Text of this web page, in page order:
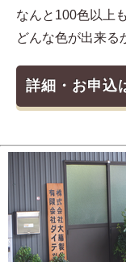
なんと100色以上
どんな色が出来る
詳細・お申込